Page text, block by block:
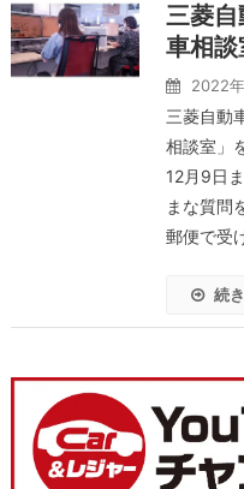
三菱
車相
2022
三菱自動
相談室」
12月9日
まな質問
郵便で受
続